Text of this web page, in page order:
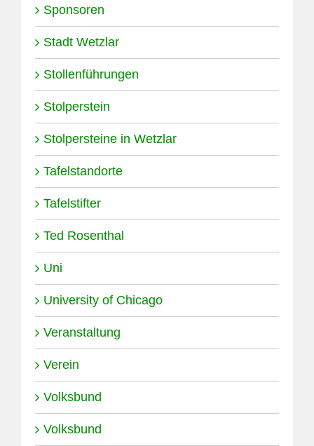
Sponsoren
Stadt Wetzlar
Stollenführungen
Stolperstein
Stolpersteine in Wetzlar
Tafelstandorte
Tafelstifter
Ted Rosenthal
Uni
University of Chicago
Veranstaltung
Verein
Volksbund
Volksbund